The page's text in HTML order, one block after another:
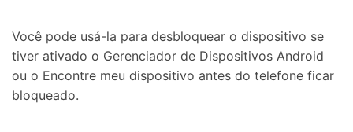
Você pode usá-la para desbloquear o dispositivo se
tiver ativado o Gerenciador de Dispositivos Android
ou o Encontre meu dispositivo antes do telefone ficar
bloqueado.